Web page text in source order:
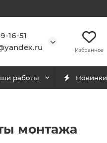
16-51
Избранное
работы Новинки
монтажа